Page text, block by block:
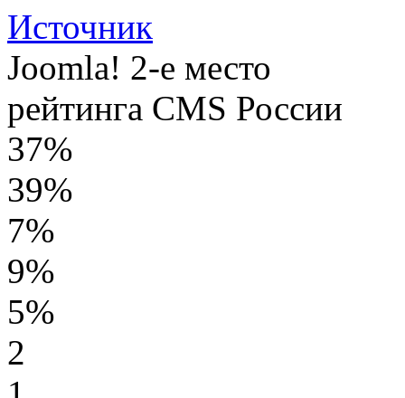
Источник
Joomla! 2-е место
рейтинга CMS России
37%
39%
7%
9%
5%
2